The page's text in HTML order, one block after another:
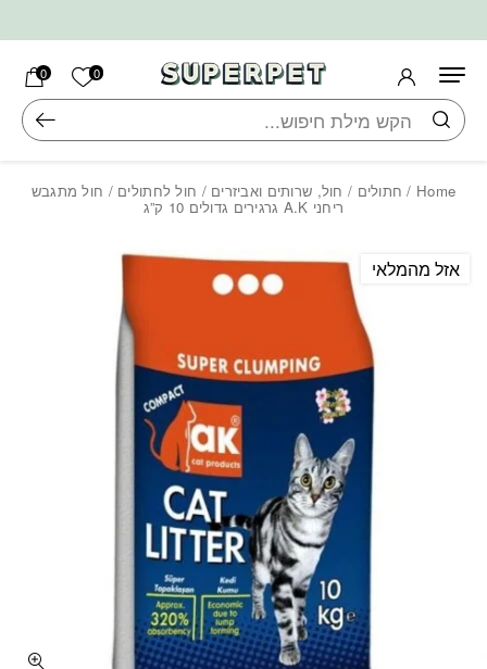
0 הרשימה
0
חיפוש
Home
/ חתולים / חול, שרותים ואביזרים / חול לחתולים / חול מתגבש
ריחני A.K גרגירים גדולים 10 ק”ג
אזל מהמלאי